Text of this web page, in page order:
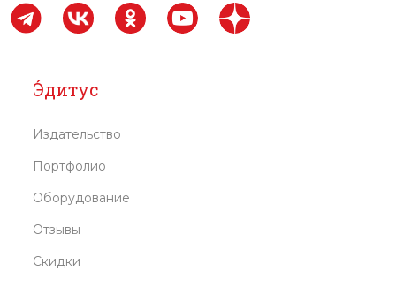
Э́дитус
Издательство
Портфолио
Оборудование
Отзывы
Скидки